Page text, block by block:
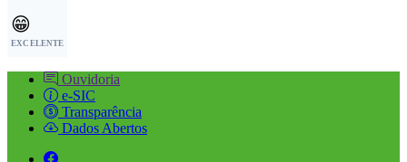
😁
EXCELENTE
Ouvidoria
e-SIC
Transparência
Dados Abertos